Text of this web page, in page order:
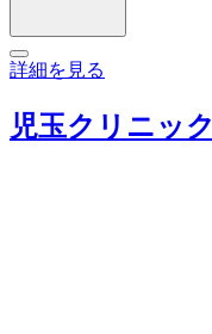
詳細を見る
児玉クリニック